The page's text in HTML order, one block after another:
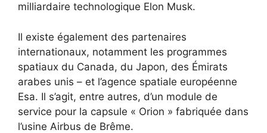
milliardaire technologique Elon Musk.
Il existe également des partenaires
internationaux, notamment les programmes
spatiaux du Canada, du Japon, des Émirats
arabes unis – et l’agence spatiale européenne
Esa. Il s’agit, entre autres, d’un module de
service pour la capsule « Orion » fabriquée dans
l’usine Airbus de Brême.